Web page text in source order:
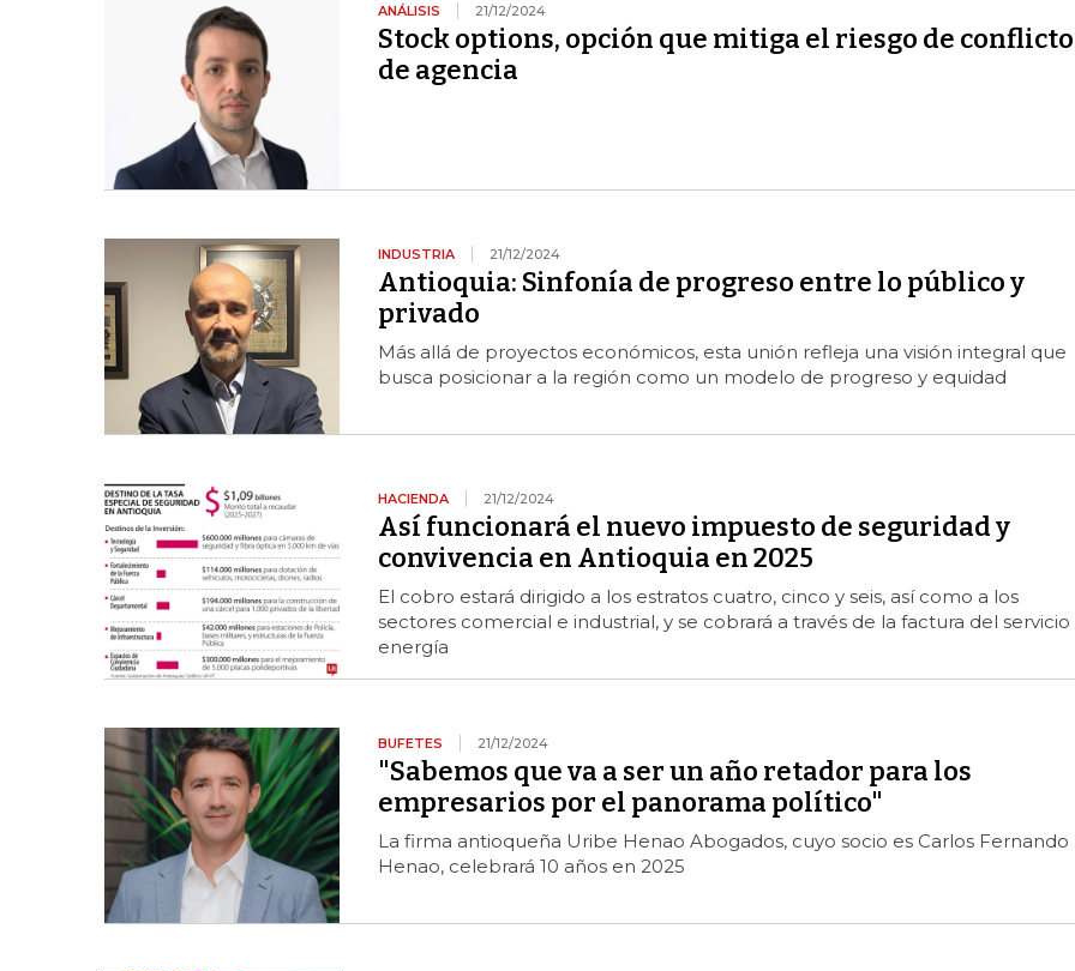
ANÁLISIS 21/12/2024
Stock options, opción que mitiga el riesgo de conflicto
de agencia
INDUSTRIA 21/12/2024
Antioquia: Sinfonía de progreso entre lo público y
privado
Más allá de proyectos económicos, esta unión refleja una visión integral que
busca posicionar a la región como un modelo de progreso y equidad
HACIENDA 21/12/2024
Así funcionará el nuevo impuesto de seguridad y
convivencia en Antioquia en 2025
El cobro estará dirigido a los estratos cuatro, cinco y seis, así como a los
sectores comercial e industrial, y se cobrará a través de la factura del servicio
energía
BUFETES 21/12/2024
"Sabemos que va a ser un año retador para los
empresarios por el panorama político"
La firma antioqueña Uribe Henao Abogados, cuyo socio es Carlos Fernando
Henao, celebrará 10 años en 2025